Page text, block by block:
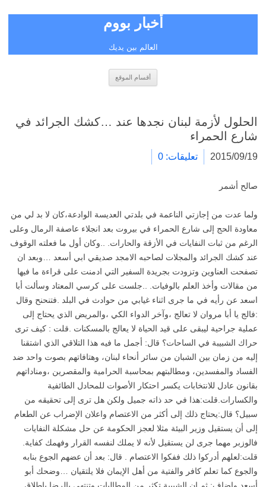
أخبار بووم
العالم بين يديك
أقسام الموقع
الحلول لأزمة لبنان نجدها عند …كشك الجرائد في
شارع الحمراء
2015/09/19 تعليقات: 0
صالح أشمر
ولما عدت من إجازتي الناعمة في بلدتي العديسة الوادعة،كان لا بد لي من
معاودة الحج إلى شارع الحمراء في بيروت بعد انجلاء عاصفة الرمال وعلى
الرغم من ثبات النفايات في الأزقة والحارات. ..وكان أول ما فعلته الوقوف
عند كشك الجرائد والمجلات لصاحبه الامجد صديقي ابي أسعد …وبعد ان
تصفحت العناوين وتزودت بجريدة السفير التي ادمنت على قراءة ما فيها
من مقالات وأخذ العلم بالوفيات. ..جلست على كرسي المعتاد وسألت أبا
اسعد عن رأيه في ما جرى اثناء غيابي من حوادث في البلد .فتنحنح وقال
:فالج يا أبا مروان لا تعالج ،وآخر الدواء الكي ،والمريض الذي يحتاج إلى
عملية جراحية ليبقى على قيد الحياة لا يعالج بالمسكنات .قلت : كيف ترى
حراك الشبيبة في الساحات؟ قال: أجمل ما فيه هذا التلاقي الذي اشتقنا
إليه من زمان بين الشبان من سائر أنحاء لبنان، وهتافاتهم بصوت واحد ضد
الفساد والمفسدين، ومطالبتهم بمحاسبة الحرامية والمقصرين ،ومناداتهم
بقانون عادل للانتخابات يكسر احتكار الأصوات للمحادل الطائفية
والكسارات.قلت:هذا في حد ذاته جميل ولكن هل ترى إلى تحقيقه من
سبيل؟ قال:يحتاج ذلك إلى أكثر من الاعتصام واعلان الإضراب عن الطعام
إلى أن يستقيل وزير البيئة مثلا لعجز الحكومة عن حل مشكلة النفايات
فالوزبر مهما جرى لن يستقيل لأنه لا يملك لنفسه القرار وفهمك كفاية.
قلت:لعلهم أدركوا ذلك ففكوا الاعتصام . قال: بعد أن عضهم الجوع بنابه
والجوع كما تعلم كافر والفتية من أهل الإيمان فلا يلتقيان …وضحك أبو